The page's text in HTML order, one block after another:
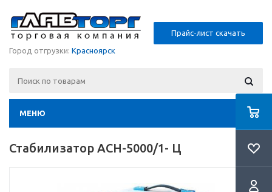
Прайс-лист скачать
Город отгрузки: Красноярск
МЕНЮ
Стабилизатор АСH-5000/1- Ц